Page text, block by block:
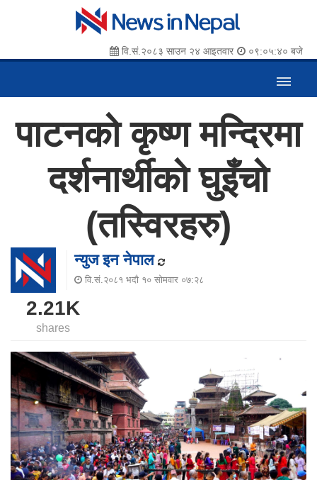
वि.सं.२०८३ साउन २४ आइतवार ०९:०५:४१ बजे
पाटनको कृष्ण मन्दिरमा
दर्शनार्थीको घुइँचो
(तस्विरहरु)
न्युज इन नेपाल
वि.सं.२०८१ भदौ १० सोमवार ०७:२८
2.21K
shares